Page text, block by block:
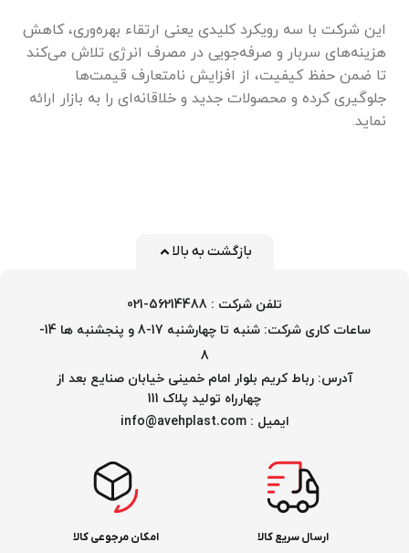
این شرکت با سه رویکرد کلیدی یعنی ارتقاء بهره‌وری، کاهش
هزینه‌های سربار و صرفه‌جویی در مصرف انرژی تلاش می‌کند
تا ضمن حفظ کیفیت، از افزایش نامتعارف قیمت‌ها
جلوگیری کرده و محصولات جدید و خلاقانه‌ای را به بازار ارائه
نماید.
بازگشت به بالا
تلفن شرکت : 56214488-021
ساعات کاری شرکت: شنبه تا چهارشنبه 17-8 و پنجشنبه ها 14-
8
آدرس: رباط کریم بلوار امام خمینی خیابان صنایع بعد از
چهارراه تولید پلاک 111
ایمیل : info@avehplast.com
ارسال سریع کالا امکان مرجوعی کالا